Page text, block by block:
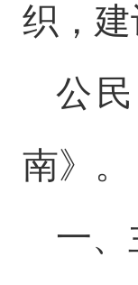
织，
公
南》。
一、